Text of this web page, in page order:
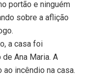
portão e ninguém
sobre a aflição
a casa foi
Ana Maria. A
incêndio na casa.